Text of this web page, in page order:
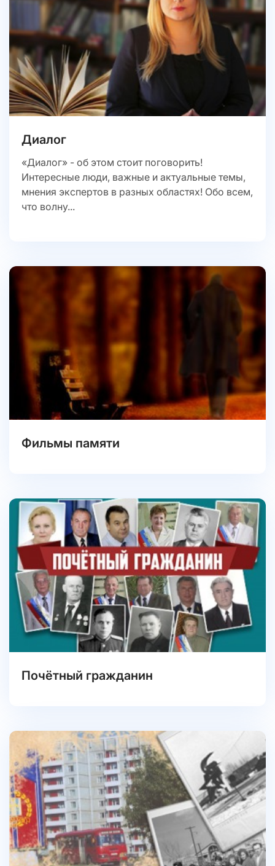
Диалог
«Диалог» - об этом стоит поговорить!
Интересные люди, важные и актуальные темы,
мнения экспертов в разных областях! Обо всем,
что волну...
Фильмы памяти
Почётный гражданин